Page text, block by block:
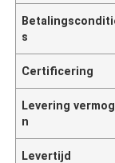
s
Certificering
Levering
n
Levertijd